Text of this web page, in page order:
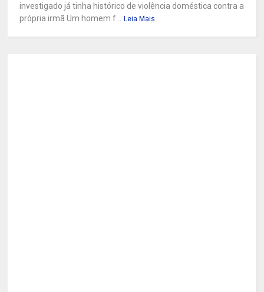
investigado já tinha histórico de violência doméstica contra a
própria irmã Um homem f...
Leia Mais